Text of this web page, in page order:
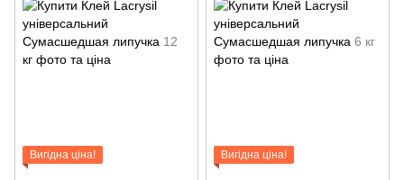
Вигідна ціна! Вигідна ціна!